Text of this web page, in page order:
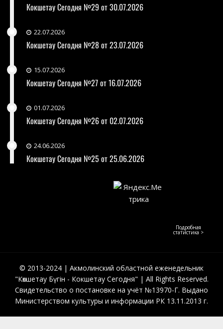
Кокшетау Сегодня №29 от 30.07.2026
22.07.2026
Кокшетау Сегодня №28 от 23.07.2026
15.07.2026
Кокшетау Сегодня №27 от 16.07.2026
01.07.2026
Кокшетау Сегодня №26 от 02.07.2026
24.06.2026
Кокшетау Сегодня №25 от 25.06.2026
Подробная
статистика >
© 2013-2024 | Акмолинский областной еженедельник
"Көкшетау Бүгін - Кокшетау Сегодня" | All Rights Reserved.
Свидетельство о постановке на учёт №13970-Г. Выдано
Министерством культуры и информации РК 13.11.2013 г.